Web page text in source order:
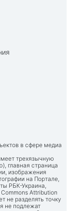
в сфере медиа
трехязычную
главная страница
изображения
на Портале,
РБК-Украина,
Attribution
не разделять точку
не подлежат